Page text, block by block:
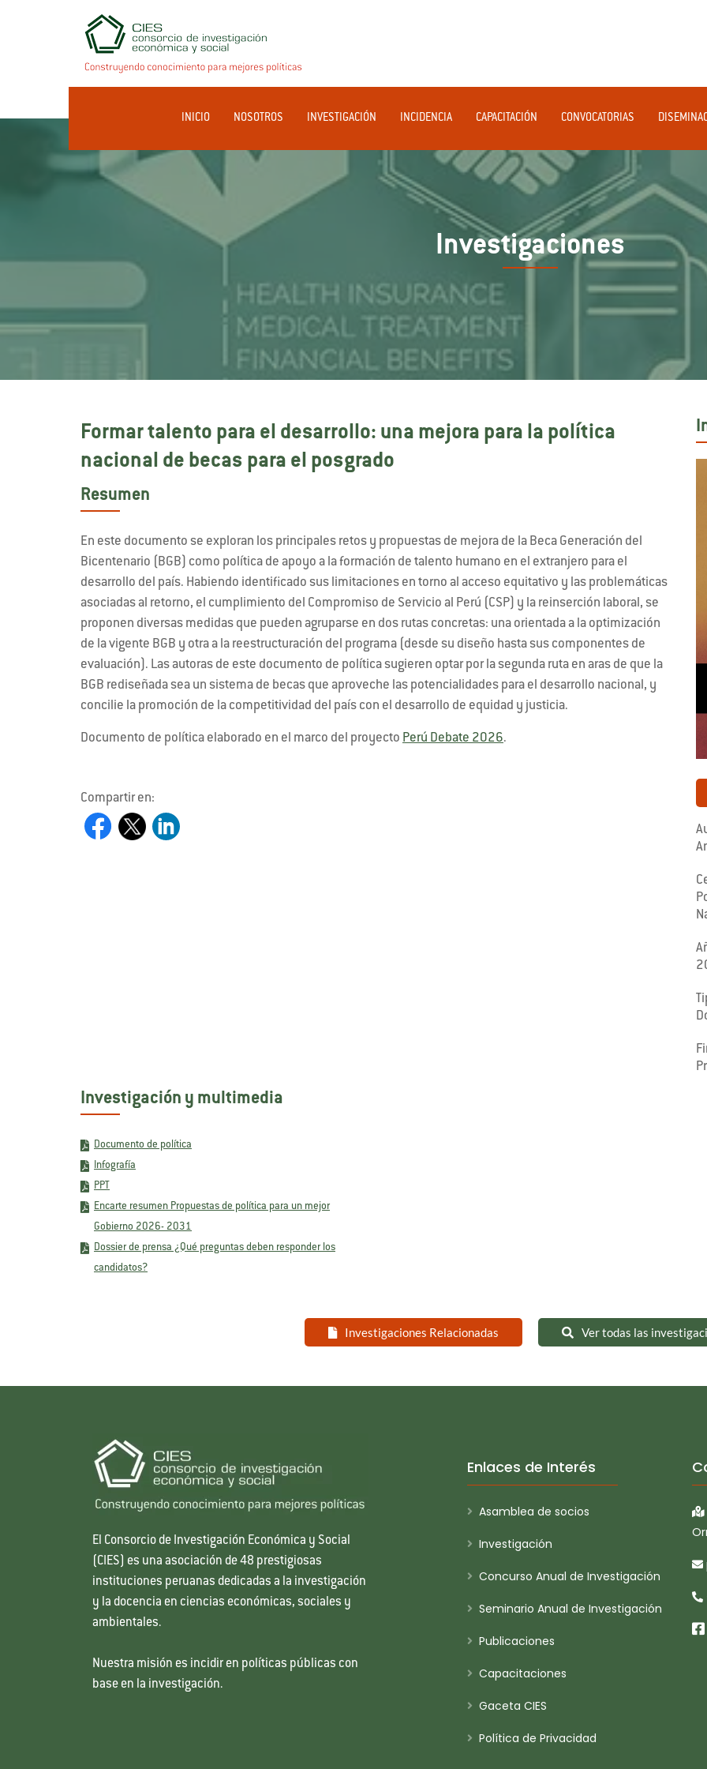
INICIO NOSOTROS INVESTIGACIÓN INCIDENCIA CAPACITACIÓN CONVOCATORIAS
Investigaciones
Formar talento para el desarrollo: una mejora para la política
nacional de becas para el posgrado
Resumen
En este documento se exploran los principales retos y propuestas de mejora de la Beca Generación del
Bicentenario (BGB) como política de apoyo a la formación de talento humano en el extranjero para el
desarrollo del país. Habiendo identificado sus limitaciones en torno al acceso equitativo y las problemáticas
asociadas al retorno, el cumplimiento del Compromiso de Servicio al Perú (CSP) y la reinserción laboral, se
proponen diversas medidas que pueden agruparse en dos rutas concretas: una orientada a la optimización
de la vigente BGB y otra a la reestructuración del programa (desde su diseño hasta sus componentes de
evaluación). Las autoras de este documento de política sugieren optar por la segunda ruta en aras de que la
BGB rediseñada sea un sistema de becas que aproveche las potencialidades para el desarrollo nacional, y
concilie la promoción de la competitividad del país con el desarrollo de equidad y justicia.
Documento de política elaborado en el marco del proyecto Perú Debate 2026.
Compartir en:
Investigación y multimedia
Documento de política
Infografía
PPT
Encarte resumen Propuestas de política para un mejor
Gobierno 2026- 2031
Dossier de prensa ¿Qué preguntas deben responder los
candidatos?
Investigaciones Relacionadas Ver todas las
El Consorcio de Investigación Económica y Social
(CIES) es una asociación de 48 prestigiosas
instituciones peruanas dedicadas a la investigación
y la docencia en ciencias económicas, sociales y
ambientales.
Nuestra misión es incidir en políticas públicas con
base en la investigación.
Enlaces de Interés
Asamblea de socios
Investigación
Concurso Anual de Investigación
Seminario Anual de Investigación
Publicaciones
Capacitaciones
Gaceta CIES
Política de Privacidad